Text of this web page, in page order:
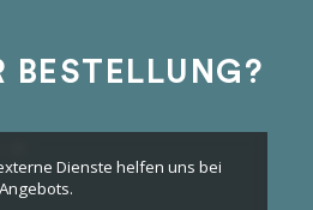
BESTELLUNG?
Dienste helfen uns bei